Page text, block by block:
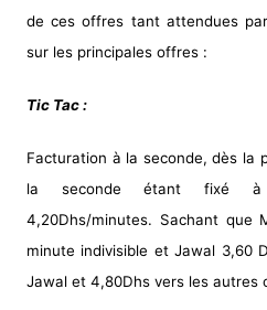
de ces offres tant attendues
sur les principales offres :
Tic Tac :
Facturation à la seconde, dès la
la seconde étant fixé
4,20Dhs/minutes. Sachant que
minute indivisible et Jawal 3,60
Jawal et 4,80Dhs vers les autres